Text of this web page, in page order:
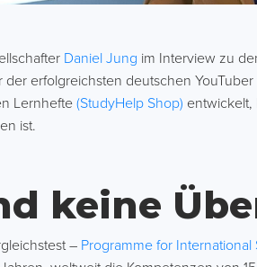
Daniel Jung im Interview zu
erfolgreichsten deutschen
Lernhefte(StudyHelp Shop)
ist.
keine
– Programme for